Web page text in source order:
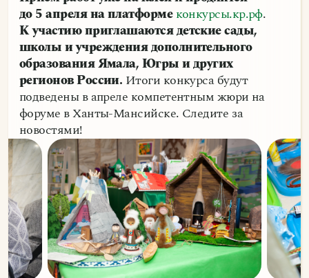
до 5 апреля на платформе конкурсы.кр.рф.
К участию приглашаются детские сады,
школы и учреждения дополнительного
образования Ямала, Югры и других
регионов России. Итоги конкурса будут
подведены в апреле компетентным жюри на
форуме в Ханты-Мансийске. Следите за
новостями!